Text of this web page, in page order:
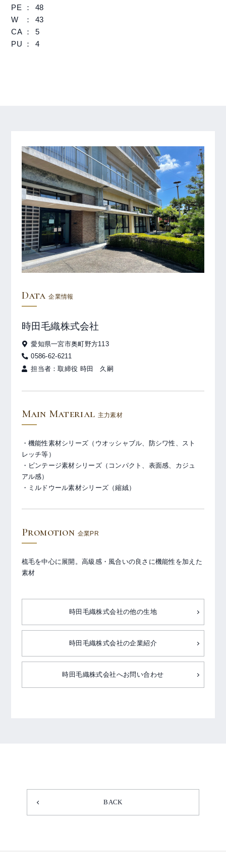
PE
48
W
43
CA
5
PU
4
Data 企業情報
時田毛織株式会社
愛知県一宮市奥町野方113
0586-62-6211
担当者：取締役 時田 久嗣
Main Material 主力素材
・機能性素材シリーズ（ウオッシャブル、防シワ性、スト
レッチ等）
・ビンテージ素材シリーズ（コンパクト、表面感、カジュ
アル感）
・ミルドウール素材シリーズ（縮絨）
Promotion 企業PR
梳毛を中心に展開。高級感・風合いの良さに機能性を加えた
素材
時田毛織株式会社の他の生地
時田毛織株式会社の企業紹介
時田毛織株式会社へお問い合わせ
BACK